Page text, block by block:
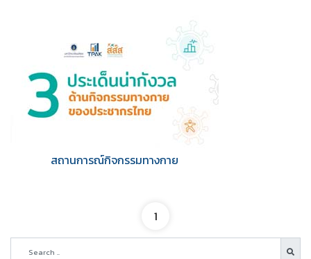
สถานการณ์กิจกรรมทางกาย
1